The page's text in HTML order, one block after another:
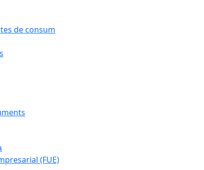
de consum
(FUE)